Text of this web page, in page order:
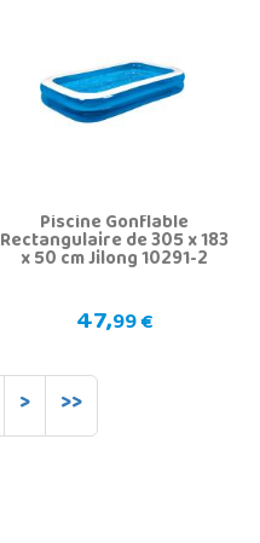
Piscine Gonflable
Rectangulaire de 305 x 183
x 50 cm Jilong 10291-2
47,99 €
> >>